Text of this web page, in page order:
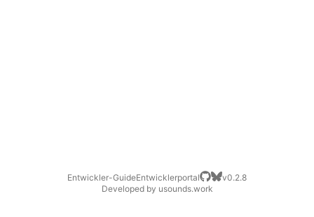
Entwickler-GuideEntwicklerportal v0.2.8
Developed by usounds.work